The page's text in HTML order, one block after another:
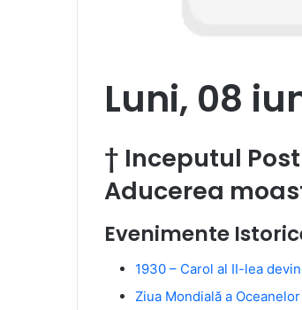
Luni, 08
† Inceputul
Aducerea
Evenimente
1930 – Carol al II-lea
Ziua Mondială a Oceanelor